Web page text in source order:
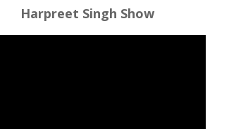
Harpreet Singh Show